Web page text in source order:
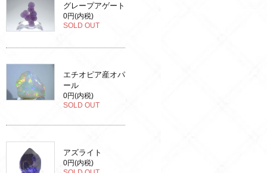
グレープアゲート
0円(内税)
SOLD OUT
エチオピア産オパ
ール
0円(内税)
SOLD OUT
アズライト
0円(内税)